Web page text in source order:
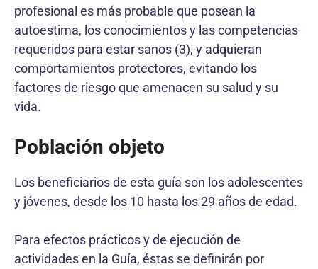
profesional es más probable que posean la
autoestima, los conocimientos y las competencias
requeridos para estar sanos (3), y adquieran
comportamientos protectores, evitando los
factores de riesgo que amenacen su salud y su
vida.
Población objeto
Los beneficiarios de esta guía son los adolescentes
y jóvenes, desde los 10 hasta los 29 años de edad.
Para efectos prácticos y de ejecución de
actividades en la Guía, éstas se definirán por